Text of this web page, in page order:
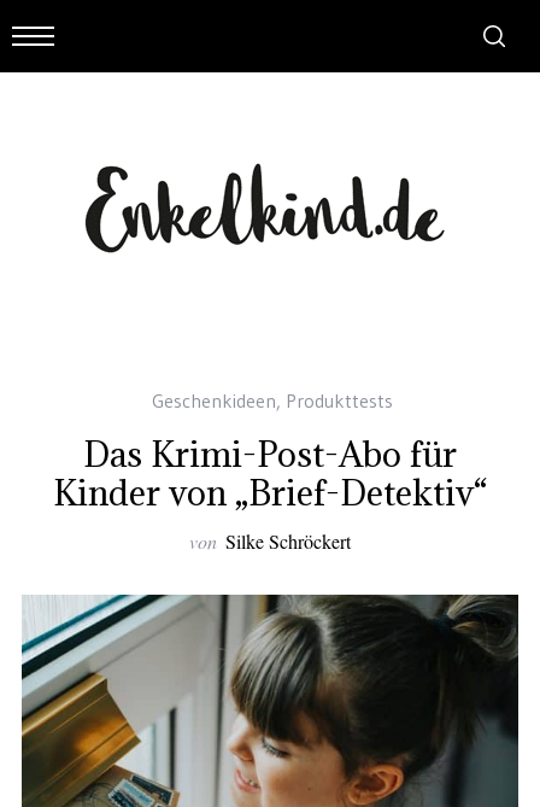
Geschenkideen, Produkttests
Das Krimi-Post-Abo für
Kinder von „Brief-Detektiv“
von Silke Schröckert